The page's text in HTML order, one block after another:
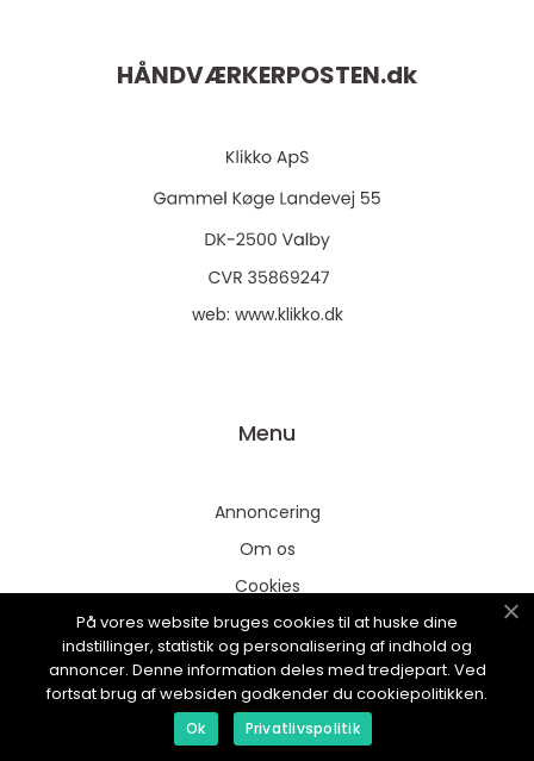
HÅNDVÆRKERPOSTEN.dk
web: www.klikko.dk
Menu
Annoncering
Om os
Cookies
Kontakt os
Sitemap
På vores website bruges cookies til at huske dine
indstillinger, statistik og personalisering af indhold og
annoncer. Denne information deles med tredjepart. Ved
fortsat brug af websiden godkender du cookiepolitikken.
Ok Privatlivspolitik